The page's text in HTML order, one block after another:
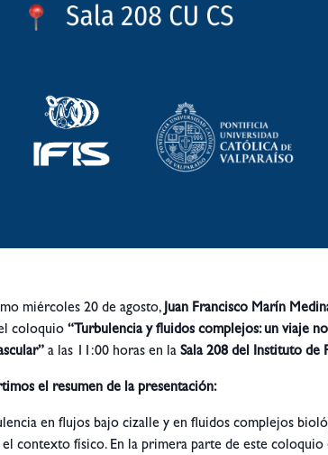
miércoles 20 de agosto,Juan Francisco Marín
coloquio “Turbulencia y fluidos complejos: un viaje
a las 11:00 horas en la Sala 208 del Instituto de
el resumen de la presentación:
en flujos bajo cizalle y en fluidos complejos
el contexto físico. En la primera parte de este